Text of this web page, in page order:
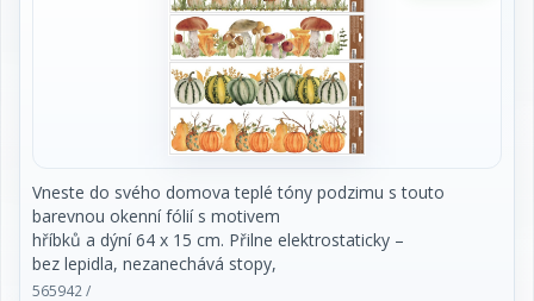
Vneste do svého domova teplé tóny podzimu s touto
barevnou okenní fólií s motivem
hříbků a dýní 64 x 15 cm. Přilne elektrostaticky –
bez lepidla, nezanechává stopy,
snadno se aplikuje a lze ji opakovaně použít.
565942 /